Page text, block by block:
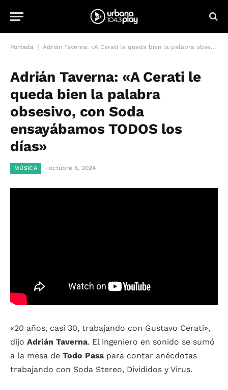
Portada Adrián Taverna: «A Cerati le queda bien la palabra obsesivo, con Soda ensayábamos TODOS los días»
Adrián Taverna: «A Cerati le
queda bien la palabra
obsesivo, con Soda
ensayábamos TODOS los
días»
MÚSICA octubre 8, 2024
«20 años, casi 30, trabajando con Gustavo Cerati»,
dijo Adrián Taverna. El ingeniero en sonido se sumó
a la mesa de Todo Pasa para contar anécdotas
trabajando con Soda Stereo, Divididos y Virus.